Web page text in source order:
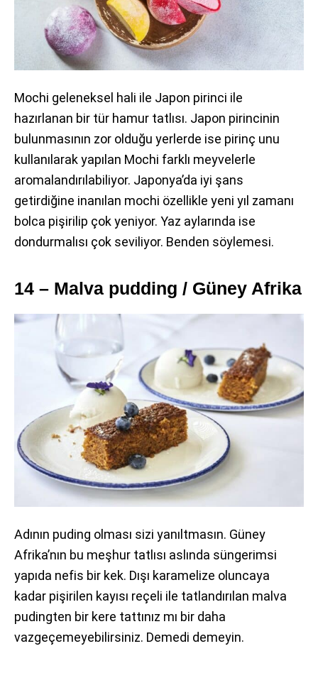
Mochi geleneksel hali ile Japon pirinci ile
hazırlanan bir tür hamur tatlısı. Japon pirincinin
bulunmasının zor olduğu yerlerde ise pirinç unu
kullanılarak yapılan Mochi farklı meyvelerle
aromalandırılabiliyor. Japonya’da iyi şans
getirdiğine inanılan mochi özellikle yeni yıl zamanı
bolca pişirilip çok yeniyor. Yaz aylarında ise
dondurmalısı çok seviliyor. Benden söylemesi.
14 – Malva pudding / Güney Afrika
Adının puding olması sizi yanıltmasın. Güney
Afrika’nın bu meşhur tatlısı aslında süngerimsi
yapıda nefis bir kek. Dışı karamelize oluncaya
kadar pişirilen kayısı reçeli ile tatlandırılan malva
pudingten bir kere tattınız mı bir daha
vazgeçemeyebilirsiniz. Demedi demeyin.